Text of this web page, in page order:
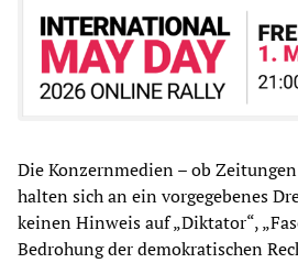
Die Konzernmedien – ob
halten sich an ein vorgegebenes
keinen Hinweis auf „Diktator“,
Bedrohung der demokratischen